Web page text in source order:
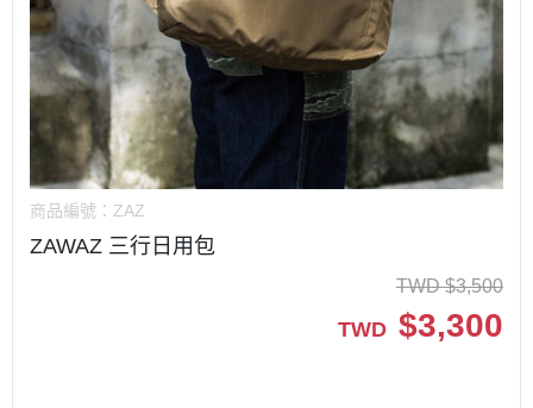
商品編號： ZAZ
ZAWAZ 三行日用包
TWD $3,500
TWD $3,300